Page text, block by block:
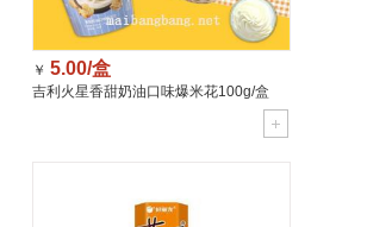
￥ 5.00/盒
吉利火星香甜奶油口味爆米花100g/盒